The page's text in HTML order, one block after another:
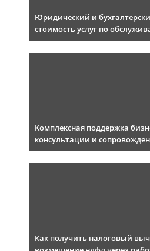
Юридический и
стоимость услуг по
Комплексная поддержка
консультации и
Как получить налоговый